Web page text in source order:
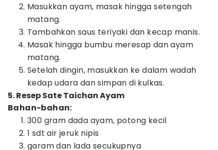
Masukkan ayam, masak hingga setengah
matang.
Tambahkan saus teriyaki dan kecap manis.
Masak hingga bumbu meresap dan ayam
matang.
Setelah dingin, masukkan ke dalam wadah
kedap udara dan simpan di kulkas.
5. Resep Sate Taichan Ayam
Bahan-bahan:
300 gram dada ayam, potong kecil
1 sdt air jeruk nipis
garam dan lada secukupnya